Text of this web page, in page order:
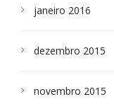
janeiro 2016
dezembro 2015
novembro 2015